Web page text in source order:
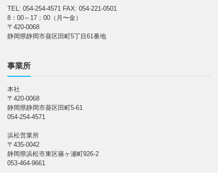
TEL: 054-254-4571 FAX: 054-221-0501
8：00～17：00（月〜金）
〒420-0068
静岡県静岡市葵区田町5丁目61番地
事業所
本社
〒420-0068
静岡県静岡市葵区田町5-61
054-254-4571
浜松営業所
〒435-0042
静岡県浜松市東区篠ヶ瀬町926-2
053-464-9661